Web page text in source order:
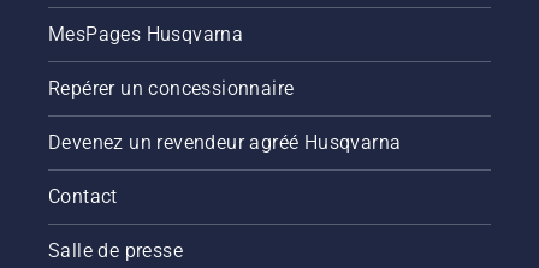
MesPages Husqvarna
Repérer un concessionnaire
Devenez un revendeur agréé Husqvarna
Contact
Salle de presse